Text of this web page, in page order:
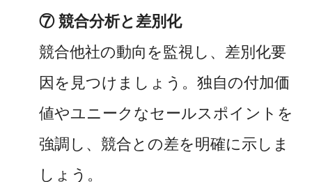
⑦ 競合分析と差別化
競合他社の動向を監視し、差別化要
因を見つけましょう。独自の付加価
値やユニークなセールスポイントを
強調し、競合との差を明確に示しま
しょう。